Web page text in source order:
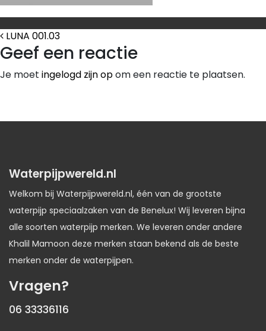
Bericht Navigatie
LUNA 001.03
Geef een reactie
Je moet ingelogd zijn opom een reactie te plaatsen.
Waterpijpwereld.nl
Welkom bij Waterpijpwereld.nl, één van de grootste
waterpijp speciaalzaken van de Benelux! Wij leveren bijna
alle soorten waterpijp merken. We leveren onder andere
Khalil Mamoon deze merken staan bekend als de beste
merken onder de waterpijpen.
Vragen?
06 33336116